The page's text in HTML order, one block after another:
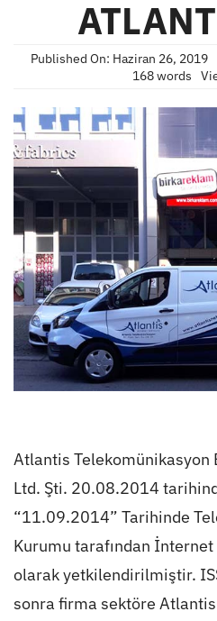
Published On: Haziran 26, 2019
168 words
Atlantis Telekomünikasyon
Ltd. Şti. 20.08.2014
“11.09.2014” Tarihinde
Kurumu tarafından İnternet
olarak yetkilendirilmiştir.
sonra firma sektöre